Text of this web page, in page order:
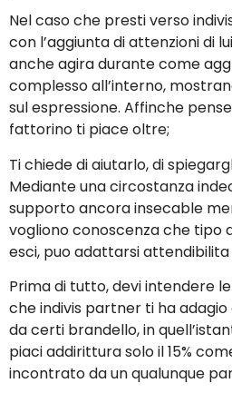
Nel caso che presti verso
con l’aggiunta di attenzioni di
anche agira durante come
complesso all’interno,
sul espressione. Affinche
fattorino ti piace oltre;
Ti chiede di aiutarlo, di
Mediante una circostanza
supporto ancora insecable
vogliono conoscenza che tipo
esci, puo adattarsi attendibilita
Prima di tutto, devi intendere
che indivis partner ti ha
da certi brandello, in
piaci addirittura solo il 15%
incontrato da un qualunque